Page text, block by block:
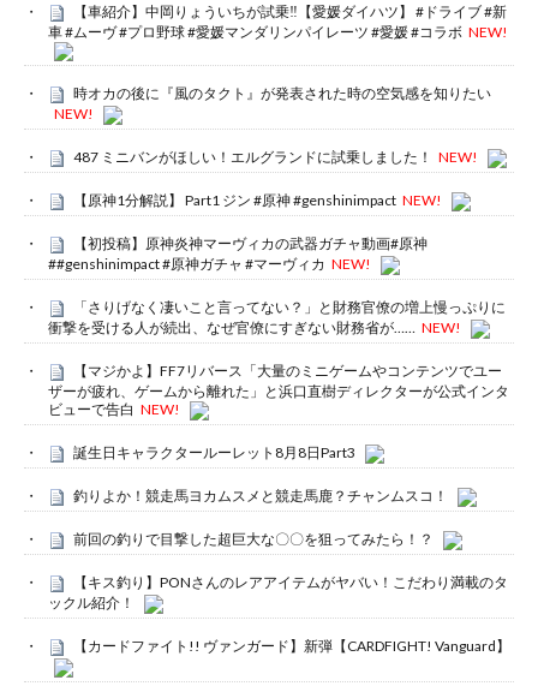
【車紹介】中岡りょういちが試乗‼️【愛媛ダイハツ】 #ドライブ #新
車 #ムーヴ #プロ野球 #愛媛マンダリンパイレーツ #愛媛 #コラボ NEW!
時オカの後に『風のタクト』が発表された時の空気感を知りたい
NEW!
487 ミニバンがほしい！エルグランドに試乗しました！ NEW!
【原神1分解説】 Part1 ジン #原神 #genshinimpact NEW!
【初投稿】原神炎神マーヴィカの武器ガチャ動画#原神
##genshinimpact #原神ガチャ #マーヴィカ NEW!
「さりげなく凄いこと言ってない？」と財務官僚の増上慢っぷりに
衝撃を受ける人が続出、なぜ官僚にすぎない財務省が……
NEW!
【マジかよ】FF7リバース「大量のミニゲームやコンテンツでユー
ザーが疲れ、ゲームから離れた」と浜口直樹ディレクターが公式インタ
ビューで告白 NEW!
誕生日キャラクタールーレット8月8日Part3
釣りよか！競走馬ヨカムスメと競走馬鹿？チャンムスコ！
前回の釣りで目撃した超巨大な〇〇を狙ってみたら！？
【キス釣り】PONさんのレアアイテムがヤバい！こだわり満載のタ
ックル紹介！
【カードファイト!! ヴァンガード】新弾【CARDFIGHT! Vanguard】